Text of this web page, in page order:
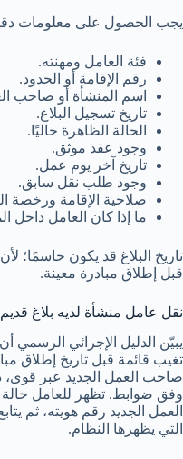
يجب الحصول على معلومات
فئة العامل ومهنته.
رقم الإقامة أو الحدود.
اسم المنشأة أو صاحب
تاريخ تسجيل البلاغ.
الحالة الظاهرة حاليًا.
وجود عقد موثق.
تاريخ آخر يوم عمل.
وجود طلب نقل سابق.
صلاحية الإقامة ورخصة
ما إذا كان العامل داخل
تاريخ البلاغ قد يكون حاسمًا؛
قبل إطلاق مبادرة معينة.
نقل عامل منشأة لديه بلاغ قديم
يبيّن الدليل الإجرائي الرسمي
تغيب قائمة قبل تاريخ إطلاق
صاحب العمل الجديد عبر
وفق ضوابط. تظهر للعامل
العمل الجديد رقم هويته، ثم
التي يظهرها النظام.